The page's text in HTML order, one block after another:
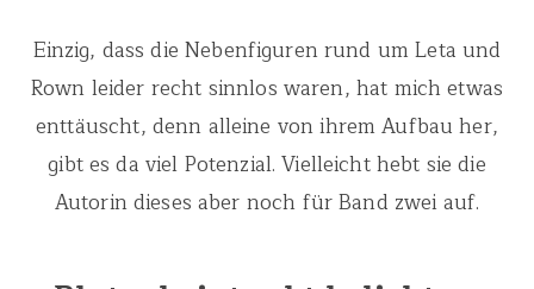
Einzig, dass die Nebenfiguren rund um Leta und
Rown leider recht sinnlos waren, hat mich etwas
enttäuscht, denn alleine von ihrem Aufbau her,
gibt es da viel Potenzial. Vielleicht hebt sie die
Autorin dieses aber noch für Band zwei auf.